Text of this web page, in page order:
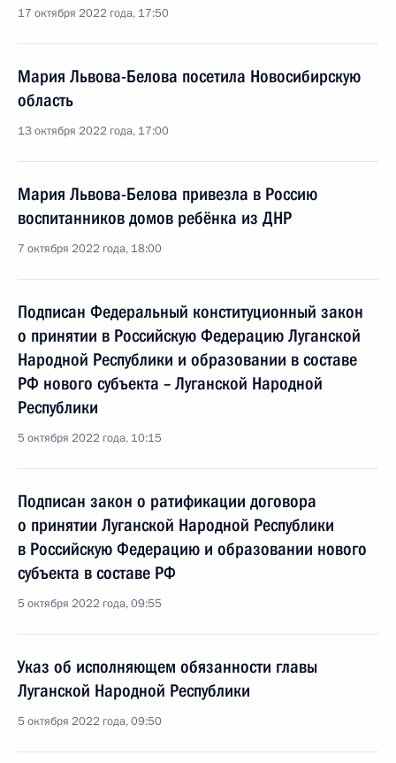
17 октября 2022 года, 17:50
Мария Львова-Белова посетила Новосибирскую
область
13 октября 2022 года, 17:00
Мария Львова-Белова привезла в Россию
воспитанников домов ребёнка из ДНР
7 октября 2022 года, 18:00
Подписан Федеральный конституционный закон
о принятии в Российскую Федерацию Луганской
Народной Республики и образовании в составе
РФ нового субъекта – Луганской Народной
Республики
5 октября 2022 года, 10:15
Подписан закон о ратификации договора
о принятии Луганской Народной Республики
в Российскую Федерацию и образовании нового
субъекта в составе РФ
5 октября 2022 года, 09:55
Указ об исполняющем обязанности главы
Луганской Народной Республики
5 октября 2022 года, 09:50